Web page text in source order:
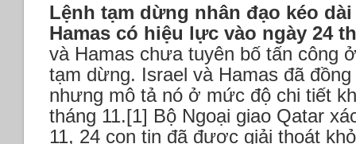
Lệnh tạm dừng nhân đạo kéo
Hamas có hiệu lực vào ngày 24
và Hamas chưa tuyên bố tấn công
tạm dừng. Israel và Hamas đã
nhưng mô tả nó ở mức độ chi tiết
tháng 11.[1] Bộ Ngoại giao Qatar
11, 24 con tin đã được giải thoát